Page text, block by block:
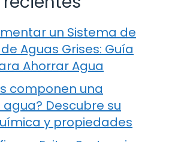
un Sistema de
Aguas Grises: Guía
Ahorrar Agua
componen una
Descubre su
y propiedades